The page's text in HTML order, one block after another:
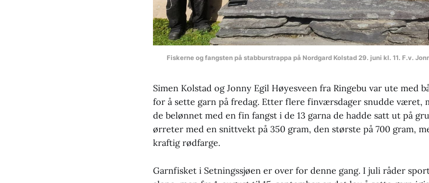
Fiskerne og fangsten på stabburstrappa på Nordgard Kolstad 29. juni kl. 11. F.v.
Simen Kolstad og Jonny Egil Høyesveen fra Ringebu var ute med
for å sette garn på fredag. Etter flere finværsdager snudde været,
de belønnet med en fin fangst i de 13 garna de hadde satt ut på
ørreter med en snittvekt på 350 gram, den største på 700 gram,
kraftig rødfarge.
Garnfisket i Setningssjøen er over for denne gang. I juli råder